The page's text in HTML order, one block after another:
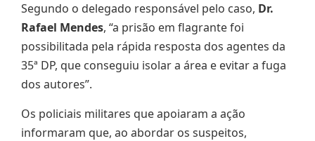
Segundo o delegado responsável pelo caso, Dr.
Rafael Mendes, “a prisão em flagrante foi
possibilitada pela rápida resposta dos agentes da
35ª DP, que conseguiu isolar a área e evitar a fuga
dos autores”.
Os policiais militares que apoiaram a ação
informaram que, ao abordar os suspeitos,